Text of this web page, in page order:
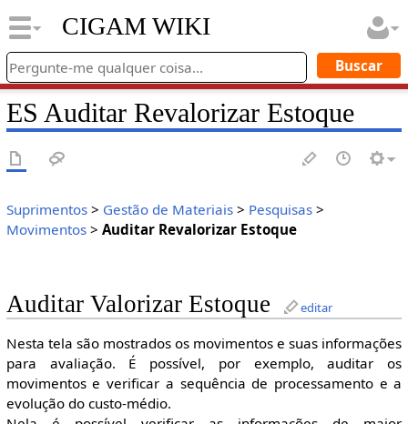
CIGAM WIKI
ES Auditar Revalorizar Estoque
Suprimentos> Gestão de Materiais> Pesquisas>
Movimentos> Auditar Revalorizar Estoque
Auditar Valorizar Estoque editar
Nesta tela são mostrados os movimentos e suas informações
para avaliação. É possível, por exemplo, auditar os
movimentos e verificar a sequência de processamento e a
evolução do custo-médio.